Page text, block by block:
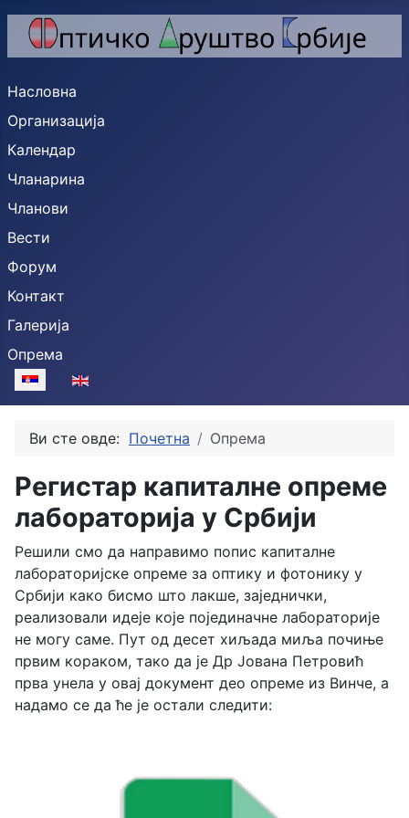
Насловна
Организација
Календар
Чланарина
Чланови
Вести
Форум
Контакт
Галерија
Опрема
Изаберите ваш језик
Ви сте овде: Почетна Опрема
Регистар капиталне опреме
лабораторија у Србији
Решили смо да направимо попис капиталне
лабораторијске опреме за оптику и фотонику у
Србији како бисмо што лакше, заједнички,
реализовали идеје које појединачне лабораторије
не могу саме. Пут од десет хиљада миља почиње
првим кораком, тако да је Др Јована Петровић
прва унела у овај документ део опреме из Винче, а
надамо се да ће је остали следити: